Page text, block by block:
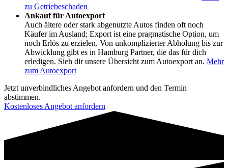
zu Getriebeschaden
Ankauf für Autoexport
Auch ältere oder stark abgenutzte Autos finden oft noch
Käufer im Ausland; Export ist eine pragmatische Option, um
noch Erlös zu erzielen. Von unkomplizierter Abholung bis zur
Abwicklung gibt es in Hamburg Partner, die das für dich
erledigen. Sieh dir unsere Übersicht zum Autoexport an. Mehr
zum Autoexport
Jetzt unverbindliches Angebot anfordern und den Termin
abstimmen.
Kostenloses Angebot anfordern